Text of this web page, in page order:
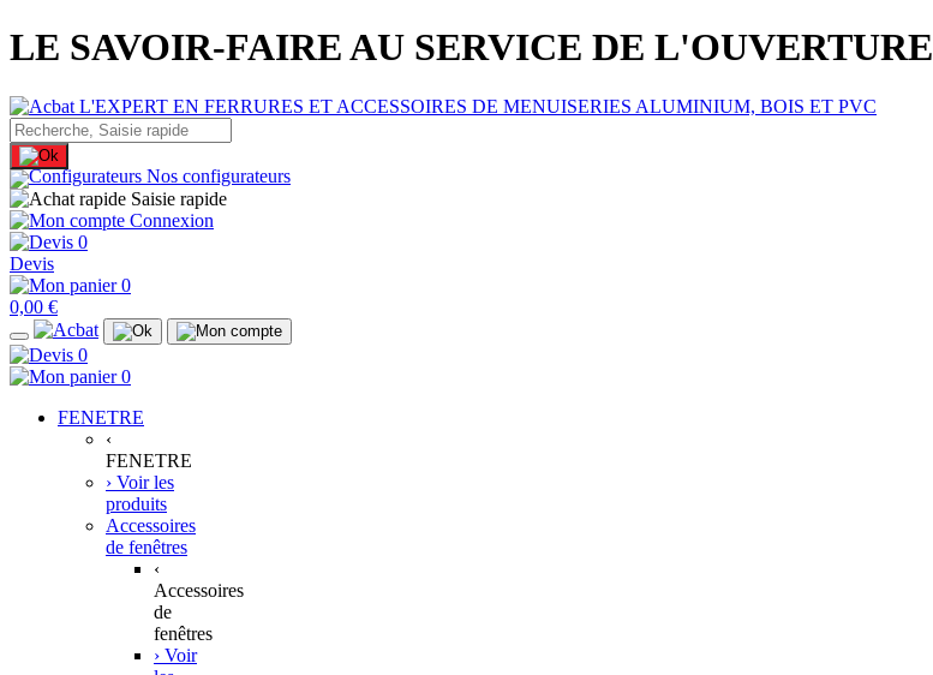
LE SAVOIR-FAIRE AU SERVICE DE L'OUVERTURE
Nos configurateurs
Saisie rapide
Connexion
0
Devis
0
0,00 €
0
0
FENETRE
‹
FENETRE
› Voir les
produits
Accessoires
de fenêtres
‹
Accessoires
de
fenêtres
› Voir